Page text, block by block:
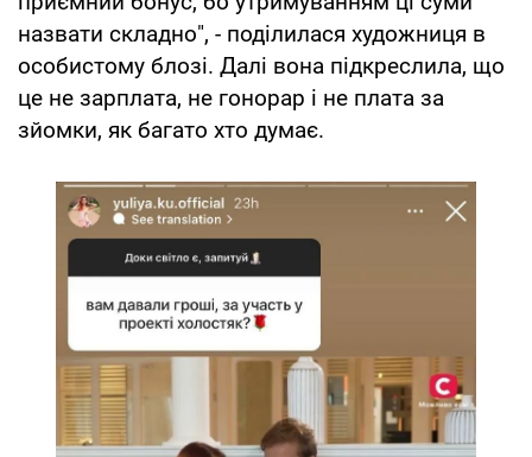
назвати складно", - поділилася художниця в
особистому блозі. Далі вона підкреслила, що
це не зарплата, не гонорар і не плата за
зйомки, як багато хто думає.